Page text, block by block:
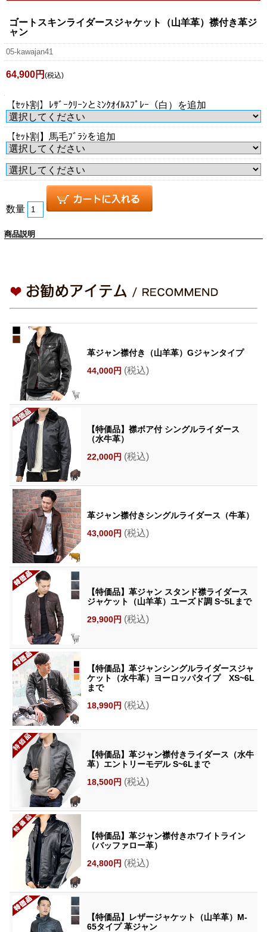
ゴートスキンライダースジャケット（山羊革）襟付き革ジ
ャン
05-kawajan41
64,900円 (税込)
【ｾｯﾄ割】ﾚｻﾞｰｸﾘｰﾝとﾐﾝｸｵｲﾙｽﾌﾟﾚｰ（白）を追加
【ｾｯﾄ割】馬毛ﾌﾞﾗｼを追加
数量
商品説明
革ジャン襟付き（山羊革）Gジャンタイプ
44,000円 (税込)
【特価品】襟ボア付 シングルライダース
（水牛革）
22,000円 (税込)
革ジャン襟付きシングルライダース（牛革）
43,000円 (税込)
【特価品】革ジャン スタンド襟ライダース
ジャケット（山羊革）ユーズド調 S~5Lまで
29,900円 (税込)
【特価品】革ジャンシングルライダースジャ
ケット（水牛革）ヨーロッパタイプ XS~6L
まで
18,990円 (税込)
【特価品】革ジャン襟付きライダース（水牛
革）エントリーモデル S~6Lまで
18,500円 (税込)
【特価品】革ジャン襟付きホワイトライン
（バッファロー革）
24,800円 (税込)
【特価品】レザージャケット（山羊革）M-
65タイプ 革ジャン